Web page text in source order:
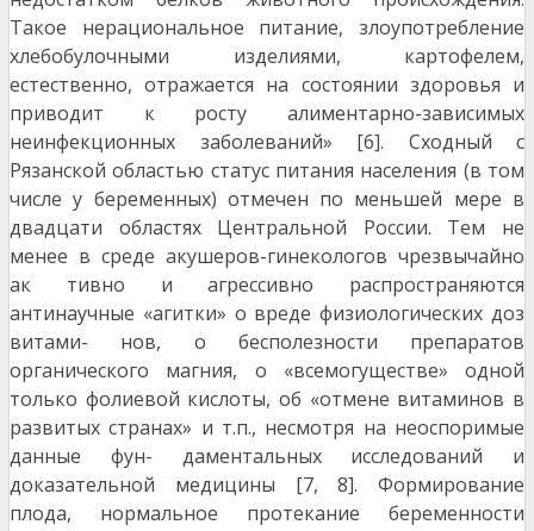
Такое нерациональное питание, злоупотребление
хлебобулочными изделиями, картофелем,
естественно, отражается на состоянии здоровья и
приводит к росту алиментарно-зависимых
неинфекционных заболеваний» [6]. Сходный с
Рязанскойобластью статус питания населения (в том
числе у беременных) отмечен по меньшей мере в
двадцати областях Центральной России. Тем не
менее в среде акушеров-гинекологов чрезвычайно
ак тивно и агрессивно распространяются
антинаучные «агитки» о вреде физиологических доз
витами- нов, о бесполезности препаратов
органического магния, о «всемогуществе» одной
только фолиевой кислоты, об «отмене витаминов в
развитых странах» и т.п., несмотря на неоспоримые
данные фун- даментальных исследований и
доказательной медицины [7, 8]. Формирование
плода, нормальное протекание беременности